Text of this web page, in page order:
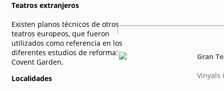
Teatros extranjeros
Existen planos técnicos de otros
teatros europeos, que fueron
utilizados como referencia en los
diferentes estudios de reforma:
Covent Garden,
Localidades
Gran
Vinyals